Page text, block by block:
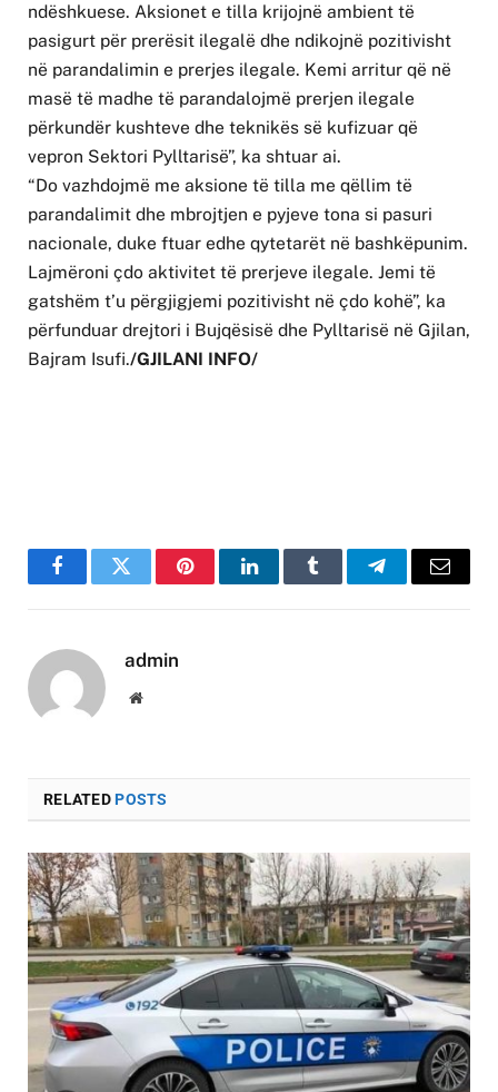
ndëshkuese. Aksionet e tilla krijojnë ambient të
pasigurt për prerësit ilegalë dhe ndikojnë pozitivisht
në parandalimin e prerjes ilegale. Kemi arritur që në
masë të madhe të parandalojmë prerjen ilegale
përkundër kushteve dhe teknikës së kufizuar që
vepron Sektori Pylltarisë”, ka shtuar ai.
“Do vazhdojmë me aksione të tilla me qëllim të
parandalimit dhe mbrojtjen e pyjeve tona si pasuri
nacionale, duke ftuar edhe qytetarët në bashkëpunim.
Lajmëroni çdo aktivitet të prerjeve ilegale. Jemi të
gatshëm t’u përgjigjemi pozitivisht në çdo kohë”, ka
përfunduar drejtori i Bujqësisë dhe Pylltarisë në Gjilan,
Bajram Isufi./GJILANI INFO/
FacebookTwitter PinterestLinkedInTumblr TelegramEmail
admin
Website
RELATEDPOSTS